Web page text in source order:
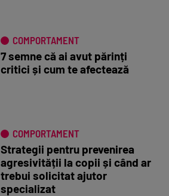
COMPORTAMENT
7 semne că ai avut părinți
critici și cum te afectează
COMPORTAMENT
Strategii pentru prevenirea
agresivității la copii și când ar
trebui solicitat ajutor
specializat